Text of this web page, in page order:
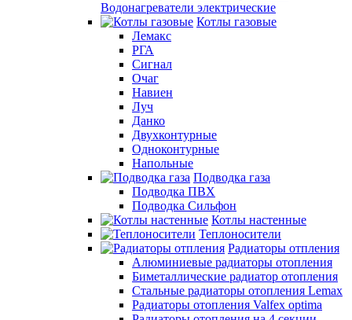
Водонагреватели электрические
Котлы газовые
Лемакс
РГА
Сигнал
Очаг
Навиен
Луч
Данко
Двухконтурные
Одноконтурные
Напольные
Подводка газа
Подводка ПВХ
Подводка Сильфон
Котлы настенные
Теплоносители
Радиаторы отпления
Алюминиевые радиаторы отопления
Биметаллические радиатор отопления
Стальные радиаторы отопления Lemax
Радиаторы отопления Valfex optima